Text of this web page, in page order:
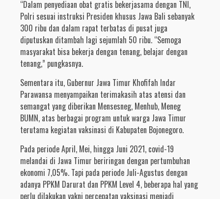
“Dalam penyediaan obat gratis bekerjasama dengan TNI,
Polri sesuai instruksi Presiden khusus Jawa Bali sebanyak
300 ribu dan dalam rapat terbatas di pusat juga
diputuskan ditambah lagi sejumlah 50 ribu. “Semoga
masyarakat bisa bekerja dengan tenang, belajar dengan
tenang,” pungkasnya.
Sementara itu, Gubernur Jawa Timur Khofifah Indar
Parawansa menyampaikan terimakasih atas atensi dan
semangat yang diberikan Mensesneg, Menhub, Meneg
BUMN, atas berbagai program untuk warga Jawa Timur
terutama kegiatan vaksinasi di Kabupaten Bojonegoro.
Pada periode April, Mei, hingga Juni 2021, covid-19
melandai di Jawa Timur beriringan dengan pertumbuhan
ekonomi 7,05%. Tapi pada periode Juli-Agustus dengan
adanya PPKM Darurat dan PPKM Level 4, beberapa hal yang
perlu dilakukan yakni percepatan vaksinasi menjadi